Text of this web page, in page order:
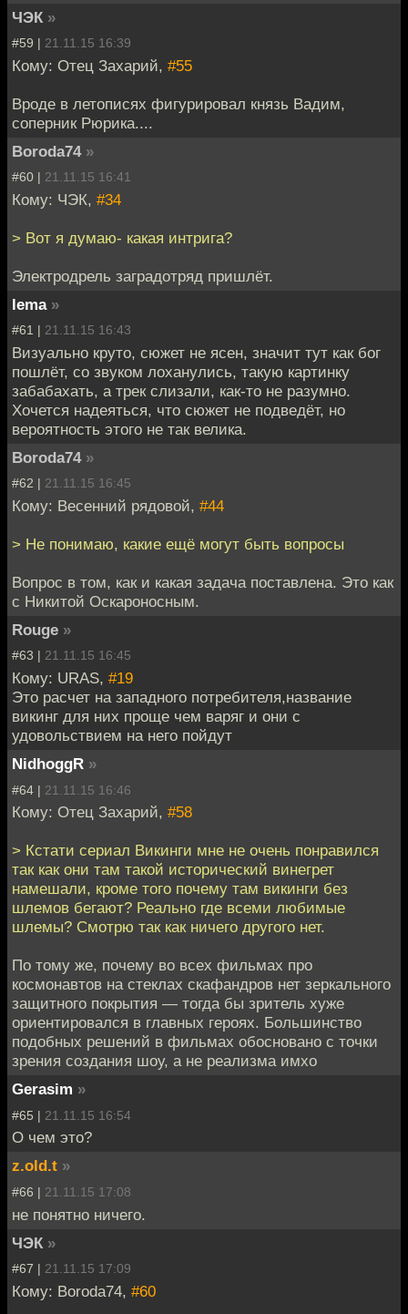
ЧЭК »
#59 | 21.11.15 16:39
Кому: Отец Захарий, #55
Вроде в летописях фигурировал князь Вадим,
соперник Рюрика....
Boroda74 »
#60 | 21.11.15 16:41
Кому: ЧЭК, #34
> Вот я думаю- какая интрига?
Электродрель заградотряд пришлёт.
lema »
#61 | 21.11.15 16:43
Визуально круто, сюжет не ясен, значит тут как бог
пошлёт, со звуком лоханулись, такую картинку
забабахать, а трек слизали, как-то не разумно.
Хочется надеяться, что сюжет не подведёт, но
вероятность этого не так велика.
Boroda74 »
#62 | 21.11.15 16:45
Кому: Весенний рядовой, #44
> Не понимаю, какие ещё могут быть вопросы
Вопрос в том, как и какая задача поставлена. Это как
с Никитой Оскароносным.
Rouge »
#63 | 21.11.15 16:45
Кому: URAS, #19
Это расчет на западного потребителя,название
викинг для них проще чем варяг и они с
удовольствием на него пойдут
NidhoggR »
#64 | 21.11.15 16:46
Кому: Отец Захарий, #58
> Кстати сериал Викинги мне не очень понравился
так как они там такой исторический винегрет
намешали, кроме того почему там викинги без
шлемов бегают? Реально где всеми любимые
шлемы? Смотрю так как ничего другого нет.
По тому же, почему во всех фильмах про
космонавтов на стеклах скафандров нет зеркального
защитного покрытия — тогда бы зритель хуже
ориентировался в главных героях. Большинство
подобных решений в фильмах обосновано с точки
зрения создания шоу, а не реализма имхо
Gerasim »
#65 | 21.11.15 16:54
О чем это?
z.old.t »
#66 | 21.11.15 17:08
не понятно ничего.
ЧЭК »
#67 | 21.11.15 17:09
Кому: Boroda74, #60